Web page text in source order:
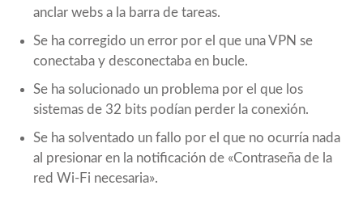
anclar webs a la barra de tareas.
Se ha corregido un error por el que una VPN se
conectaba y desconectaba en bucle.
Se ha solucionado un problema por el que los
sistemas de 32 bits podían perder la conexión.
Se ha solventado un fallo por el que no ocurría nada
al presionar en la notificación de «Contraseña de la
red Wi-Fi necesaria».